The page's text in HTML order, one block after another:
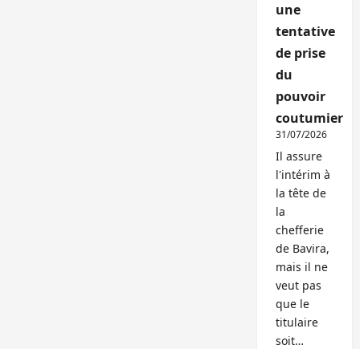
une
tentative
de prise
du
pouvoir
coutumier
31/07/2026
Il assure
l'intérim à
la tête de
la
chefferie
de Bavira,
mais il ne
veut pas
que le
titulaire
soit…